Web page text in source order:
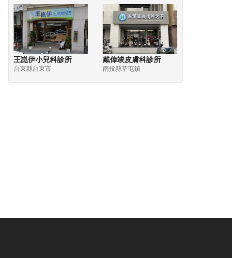
王崑伊小兒科診所
台東縣台東市
戴偉竣皮膚科診所
南投縣草屯鎮